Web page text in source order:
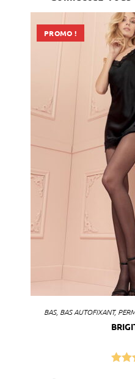
PROMO !
BAS, BAS AUTOFIXANT,